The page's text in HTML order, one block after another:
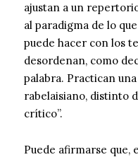
ajustan a un
al paradigma de lo
puede hacer con los
desordenan, como
palabra. Practican
rabelaisiano, distinto
crítico”.
Puede afirmarse que,